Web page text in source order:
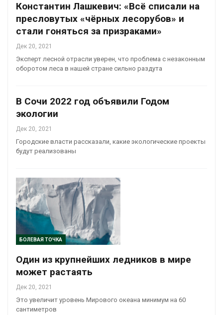
Константин Лашкевич: «Всё списали на
пресловутых «чёрных лесорубов» и
стали гоняться за призраками»
Дек 20, 2021
Эксперт лесной отрасли уверен, что проблема с незаконным
оборотом леса в нашей стране сильно раздута
В Сочи 2022 год объявили Годом
экологии
Дек 20, 2021
Городские власти рассказали, какие экологические проекты
будут реализованы
БОЛЕВАЯ ТОЧКА
Один из крупнейших ледников в мире
может растаять
Дек 20, 2021
Это увеличит уровень Мирового океана минимум на 60
сантиметров